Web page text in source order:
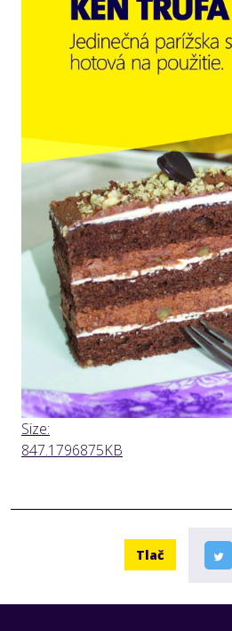
Click
to
size
Size:
847.1796875KB
Tlač